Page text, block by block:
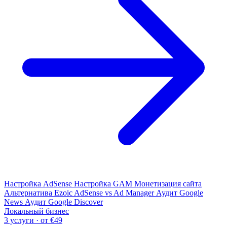
Настройка AdSense Настройка GAM Монетизация сайта
Альтернатива Ezoic AdSense vs Ad Manager Аудит Google
News Аудит Google Discover
Локальный бизнес
3 услуги · от €49